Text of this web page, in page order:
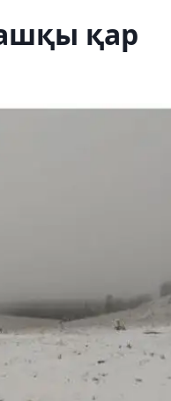
қар